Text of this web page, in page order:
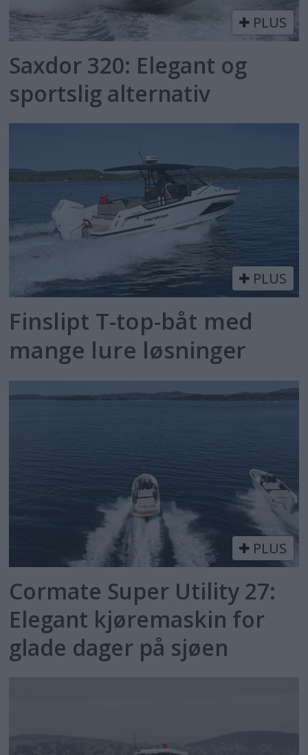
PLUS
Saxdor 320: Elegant og
sportslig alternativ
PLUS
Finslipt T-top-båt med
mange lure løsninger
PLUS
Cormate Super Utility 27:
Elegant kjøremaskin for
glade dager på sjøen